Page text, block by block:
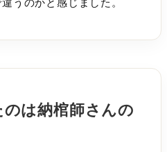
うのかと感じました。
は納棺師さんの